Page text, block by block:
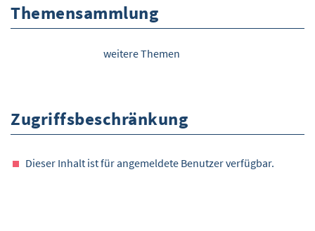
Themensammlung
weitere Themen
Zugriffsbeschränkung
Dieser Inhalt ist für angemeldete Benutzer verfügbar.